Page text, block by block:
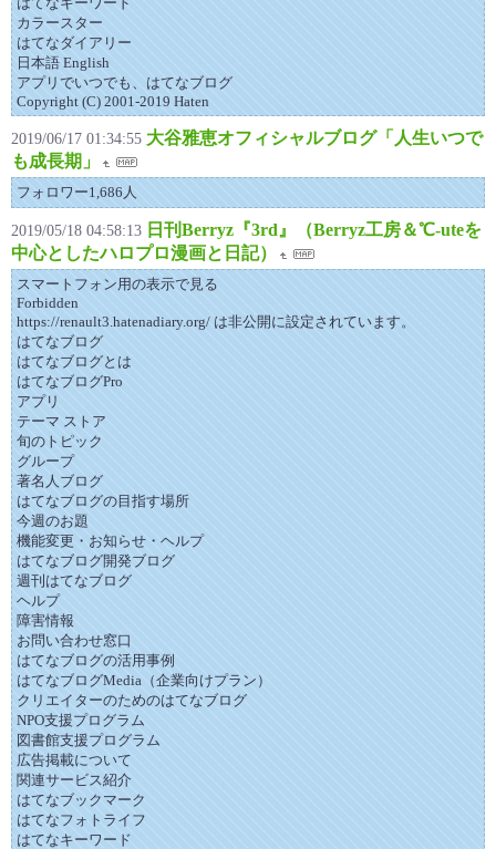
カラースター
はてなダイアリー
日本語 English
アプリでいつでも、はてなブログ
Copyright (C) 2001-2019 Haten
2019/06/17 01:34:55 大谷雅恵オフィシャルブログ「人生いつで
も成長期」
フォロワー1,686人
2019/05/18 04:58:13 日刊Berryz『3rd』（Berryz工房＆℃-uteを
中心としたハロプロ漫画と日記）
スマートフォン用の表示で見る
Forbidden
https://renault3.hatenadiary.org/ は非公開に設定されています。
はてなブログ
はてなブログとは
はてなブログPro
アプリ
テーマ ストア
旬のトピック
グループ
著名人ブログ
はてなブログの目指す場所
今週のお題
機能変更・お知らせ・ヘルプ
はてなブログ開発ブログ
週刊はてなブログ
ヘルプ
障害情報
お問い合わせ窓口
はてなブログの活用事例
はてなブログMedia（企業向けプラン）
クリエイターのためのはてなブログ
NPO支援プログラム
図書館支援プログラム
広告掲載について
関連サービス紹介
はてなブックマーク
はてなフォトライフ
はてなキーワード